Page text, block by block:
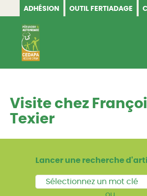
ADHÉSION OUTIL FERTIADAGE
CEDAPA
Visite chez
Texier
Lancer une recherche